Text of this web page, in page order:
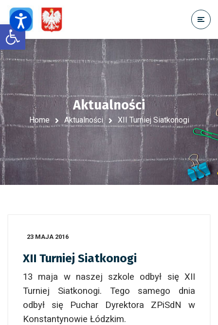
Open toolbar
Aktualności
Home Aktualności XII Turniej Siatkonogi
23 MAJA 2016
XII Turniej Siatkonogi
13 maja w naszej szkole odbył się XII
Turniej Siatkonogi. Tego samego dnia
odbył się Puchar Dyrektora ZPiSdN w
Konstantynowie Łódzkim.